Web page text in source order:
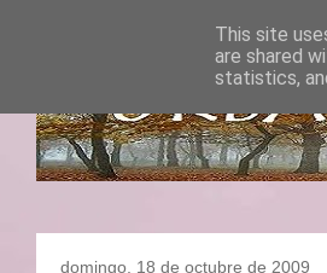
domingo, 18 de octubre de 2009
This site
are shared
statistics,